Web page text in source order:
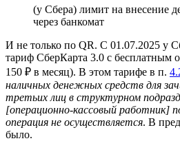
(у Сбера) лимит на внесение
через банкомат
И не только по QR. С 01.07.2025 у
тариф СберКарта 3.0 с бесплатным
150 ₽ в месяц). В этом тарифе в п.
наличных денежных средств для
третьих лиц в структурном
[операционно-кассовый работник]
операция не осуществляется. В
было.